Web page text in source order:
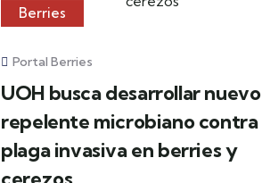
Berries
Portal Berries
UOH busca desarrollar nuevo
repelente microbiano contra
plaga invasiva en berries y